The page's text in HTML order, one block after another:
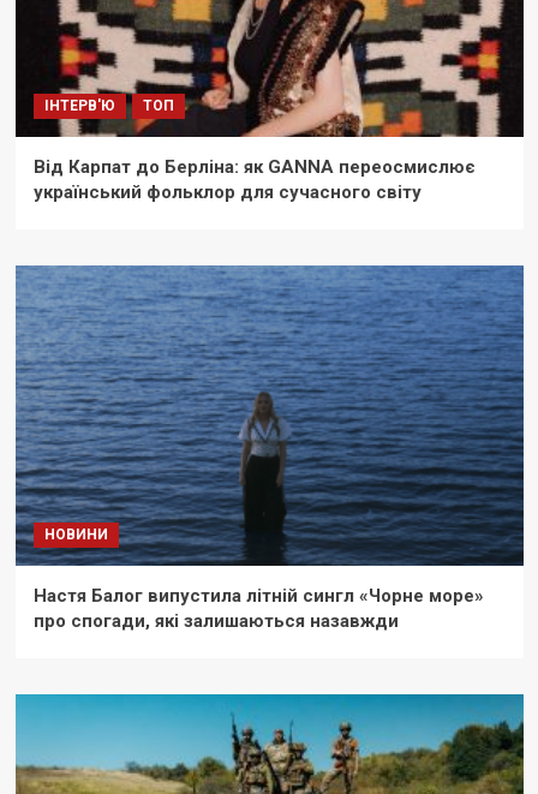
ІНТЕРВ'Ю ТОП
Від Карпат до Берліна: як GANNA переосмислює
український фольклор для сучасного світу
НОВИНИ
Настя Балог випустила літній сингл «Чорне море»
про спогади, які залишаються назавжди